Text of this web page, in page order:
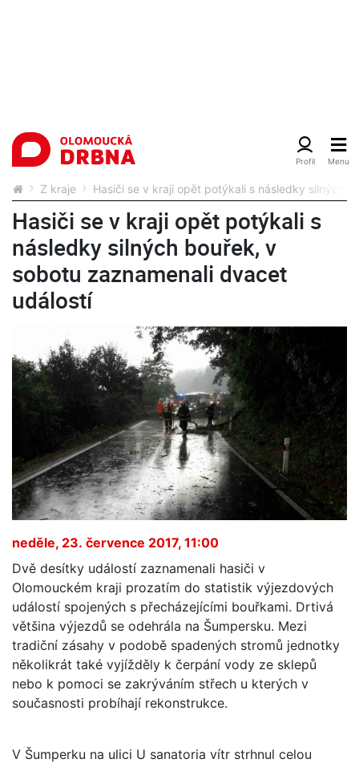
Z kraje Hasiči se v kraji opět potýkali s následky silných
Hasiči se v kraji opět potýkali s
následky silných bouřek, v
sobotu zaznamenali dvacet
událostí
neděle, 23. července 2017, 11:00
Dvě desítky událostí zaznamenali hasiči v
Olomouckém kraji prozatím do statistik výjezdových
událostí spojených s přecházejícími bouřkami. Drtivá
většina výjezdů se odehrála na Šumpersku. Mezi
tradiční zásahy v podobě spadených stromů jednotky
několikrát také vyjížděly k čerpání vody ze sklepů
nebo k pomoci se zakrýváním střech u kterých v
současnosti probíhají rekonstrukce.
V Šumperku na ulici U sanatoria vítr strhnul celou